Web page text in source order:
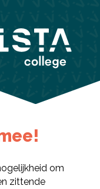
om
zittende
infogids te